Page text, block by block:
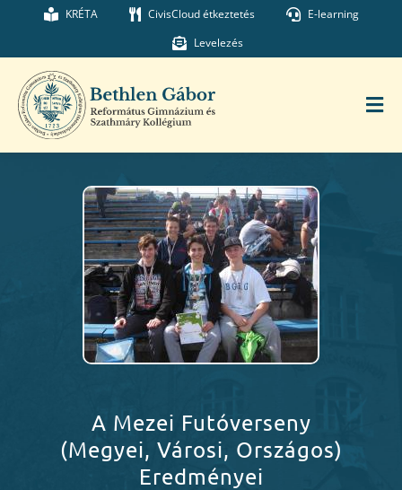
Kihagyás KRÉTA CivisCloud étkeztetés
E-learning
Levelezés
Munkatársaink
Kollégium
A Mezei Futóverseny
(megyei, Városi, Országos)
Eredményei